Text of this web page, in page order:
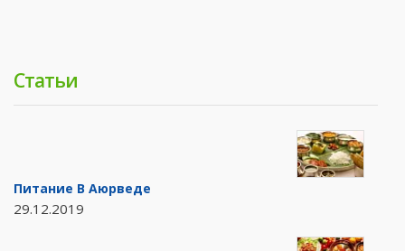
Статьи
Питание В Аюрведе
29.12.2019